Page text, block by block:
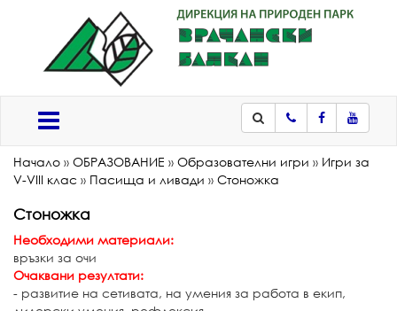
ТелефонFacebook
Начало » ОБРАЗОВАНИЕ » Образователни игри » Игри за
V-VIII клас » Пасища и ливади » Стоножка
Стоножка
Необходими материали:
връзки за очи
Очаквани резултати:
- развитие на сетивата, на умения за работа в екип,